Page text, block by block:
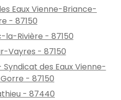
Eaux Vienne-Briance-
- 87150
la-Rivière - 87150
Vayres - 87150
des Eaux Vienne-
- 87150
- 87440